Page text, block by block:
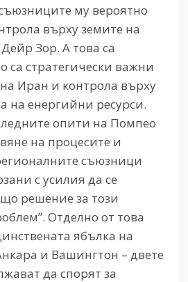
му вероятно
върху земите на
Зор. А това са
са стратегически важни
Иран и контрола върху
на енергийни ресурси.
опити на Помпео
на процесите и
съюзници
с усилия да се
решение за този
Отделно от това
ябълка на
и Вашингтон – двете
да спорят за